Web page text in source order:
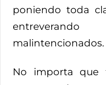
poniendo toda
malintencionados.
No importa que